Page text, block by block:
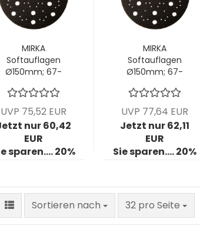
MIRKA
Softauflagen
Ø150mm; 67-
10mm; VPE: 5
Stck/Pck
UVP 75,52 EUR
nur 60,42
EUR
sparen.... 20%
MIRKA
Softauflagen
Ø150mm; 67-
5mm; VPE: 5
Stck/Pck
UVP 77,64 EUR
Jetzt nur 62,11
EUR
Sie sparen.... 20%
Sortieren nach
Sortieren nach 32 pro Seite
pro Seite